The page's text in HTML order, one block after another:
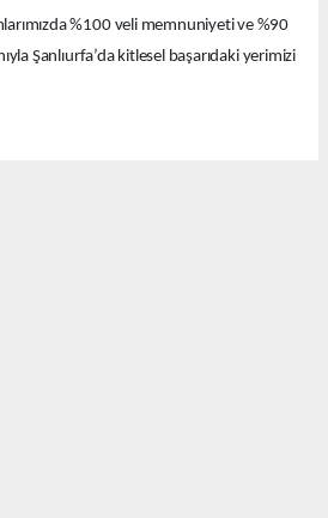
%100 veli memnuniyeti ve %90
Şanlıurfa’da kitlesel başarıdaki yerimizi